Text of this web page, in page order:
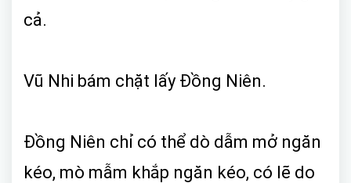
cả.
Vũ Nhi bám chặt lấy Đồng Niên.
Đồng Niên chỉ có thể dò dẫm mở ngăn
kéo, mò mẫm khắp ngăn kéo, có lẽ do